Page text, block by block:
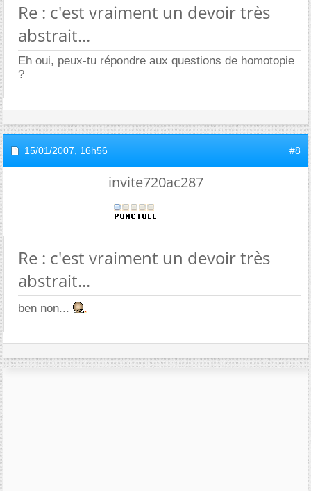
Re : c'est vraiment un devoir très
abstrait...
Eh oui, peux-tu répondre aux questions de homotopie
?
15/01/2007, 16h56 #8
invite720ac287
Re : c'est vraiment un devoir très
abstrait...
ben non...